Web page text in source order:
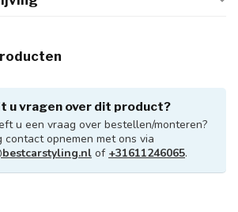
u vragen over dit product?
u een vraag over bestellen/monteren?
contact opnemen met ons via
of +31611246065.